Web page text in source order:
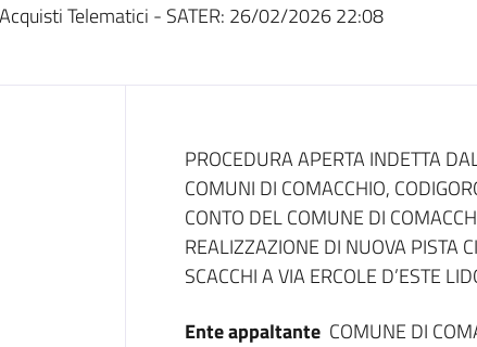
Telematici - SATER: 26/02/2026 22:08
Dati del bando
PROCEDURA APERTA INDETTA
COMUNI DI COMACCHIO,
CONTO DEL COMUNE DI
REALIZZAZIONE DI NUOVA PISTA
SCACCHI A VIA ERCOLE D’ESTE
Ente appaltante COMUNE DI